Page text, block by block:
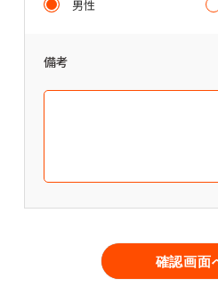
男性
備考